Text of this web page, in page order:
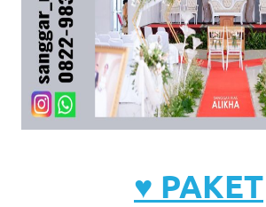
♥ PAKET